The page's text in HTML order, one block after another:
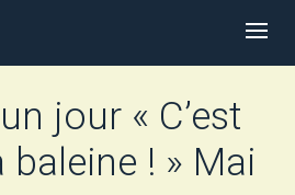
jour « C’est
baleine ! » Mai